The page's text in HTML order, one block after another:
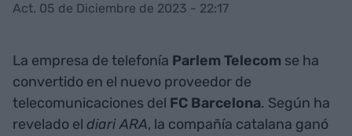
Act. 05 de Diciembre de 2023 - 22:17
La empresa de telefonía Parlem Telecom se ha
convertido en el nuevo proveedor de
telecomunicaciones del FC Barcelona. Según ha
revelado el diari ARA, la compañía catalana ganó